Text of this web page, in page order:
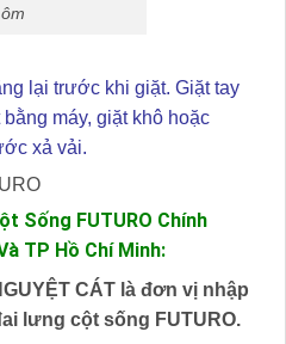
lại trước khi giặt. Giặt tay
máy, giặt khô hoặc
xả vải.
Sống FUTURO Chính
TP Hồ Chí Minh:
CÁT là đơn vị nhập
lưng cột sống FUTURO.